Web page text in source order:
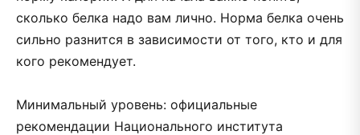
сколько белка надо вам лично. Норма белка очень
сильно разнится в зависимости от того, кто и для
кого рекомендует.
Минимальный уровень: официальные
рекомендации Национального института